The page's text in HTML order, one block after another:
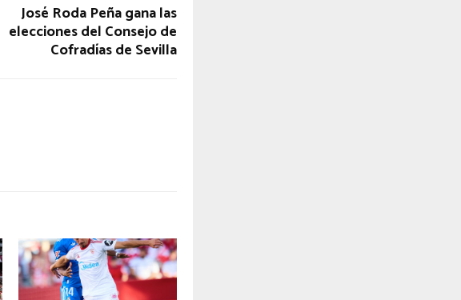
José Roda Peña gana las
elecciones del Consejo de
Cofradías de Sevilla